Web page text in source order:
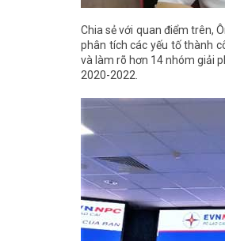
Chia sẻ với quan điểm trên,
phân tích các yếu tố thành
và làm rõ hơn 14 nhóm giải
2020-2022.